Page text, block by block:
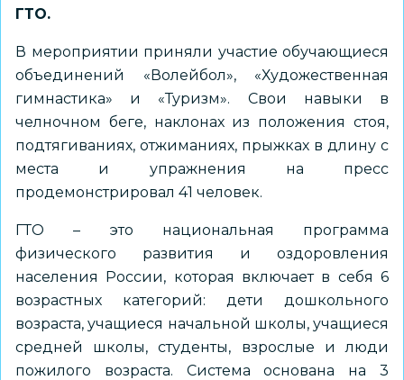
ГТО.
В мероприятии приняли участие обучающиеся
объединений «Волейбол», «Художественная
гимнастика» и «Туризм». Свои навыки в
челночном беге, наклонах из положения стоя,
подтягиваниях, отжиманиях, прыжках в длину с
места и упражнения на пресс
продемонстрировал 41 человек.
ГТО – это национальная программа
физического развития и оздоровления
населения России, которая включает в себя 6
возрастных категорий: дети дошкольного
возраста, учащиеся начальной школы, учащиеся
средней школы, студенты, взрослые и люди
пожилого возраста. Система основана на 3